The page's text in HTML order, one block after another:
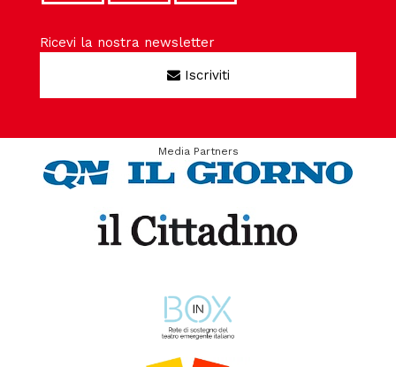
Ricevi la nostra newsletter
Iscriviti
Media Partners